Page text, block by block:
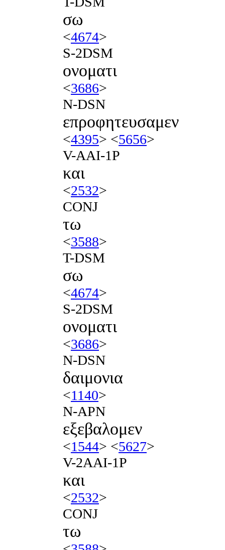
σω
<4674>
S-2DSM
ονοματι
<3686>
N-DSN
επροφητευσαμεν
<4395> <5656>
V-AAI-1P
και
<2532>
CONJ
τω
<3588>
T-DSM
σω
<4674>
S-2DSM
ονοματι
<3686>
N-DSN
δαιμονια
<1140>
N-APN
εξεβαλομεν
<1544> <5627>
V-2AAI-1P
και
<2532>
CONJ
τω